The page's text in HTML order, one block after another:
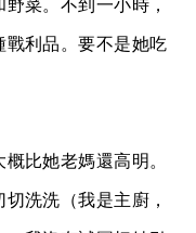
菜。不到一小時，
戰利品。要不是她吃
比她老媽還高明。
切洗洗（我是主廚，